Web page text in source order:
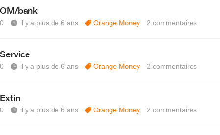
OM/bank
0 il y a plus de 6 ans Orange Money 2 commentaires
Service
0 il y a plus de 6 ans Orange Money 2 commentaires
Extin
0 il y a plus de 6 ans Orange Money 2 commentaires